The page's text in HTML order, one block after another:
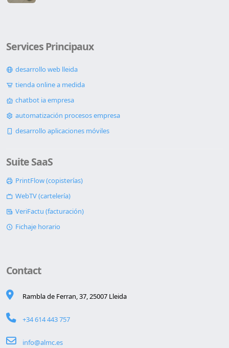
Services Principaux
desarrollo web lleida
tienda online a medida
chatbot ia empresa
automatización procesos empresa
desarrollo aplicaciones móviles
Suite SaaS
PrintFlow (copisterías)
WebTV (cartelería)
VeriFactu (facturación)
Fichaje horario
Contact
Rambla de Ferran, 37, 25007 Lleida
+34 614 443 757
info@almc.es